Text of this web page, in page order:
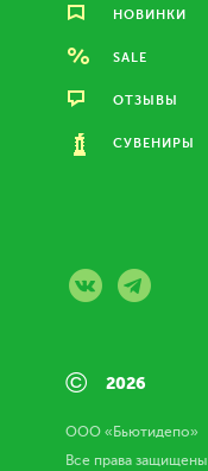
НОВИНКИ
SALE
ОТЗЫВЫ
СУВЕНИРЫ
© 2026
ООО «Бьютидепо»
Все права защищены